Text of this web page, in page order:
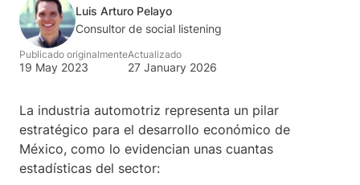
Luis Arturo Pelayo
Consultor de social listening
Publicado originalmente
19 May 2023
Actualizado
27 January 2026
La industria automotriz representa un pilar
estratégico para el desarrollo económico de
México, como lo evidencian unas cuantas
estadísticas del sector: